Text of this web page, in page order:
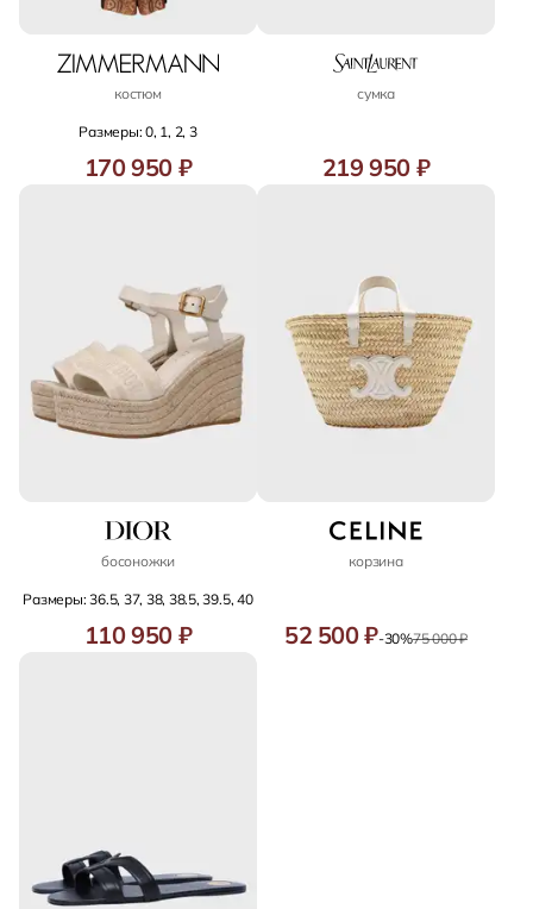
костюм
Размеры: 0, 1, 2, 3
170 950 ₽
сумка
219 950 ₽
босоножки
Размеры: 36.5, 37, 38, 38.5, 39.5, 40
110 950 ₽
корзина
52 500 ₽-30%75 000 ₽